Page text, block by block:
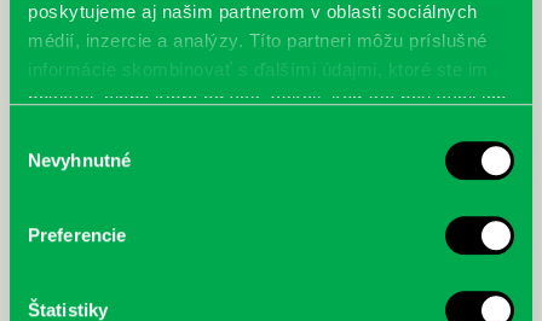
poskytujeme aj našim partnerom v oblasti sociálnych
médií, inzercie a analýzy. Títo partneri môžu príslušné
informácie skombinovať s ďalšími údajmi, ktoré ste im
poskytli, alebo ktoré od vás získali, keď ste používali ich
súhlasu
Nevyhnutné
Preferencie
Štatistiky
< Späť